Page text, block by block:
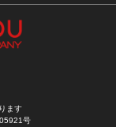
ます
号